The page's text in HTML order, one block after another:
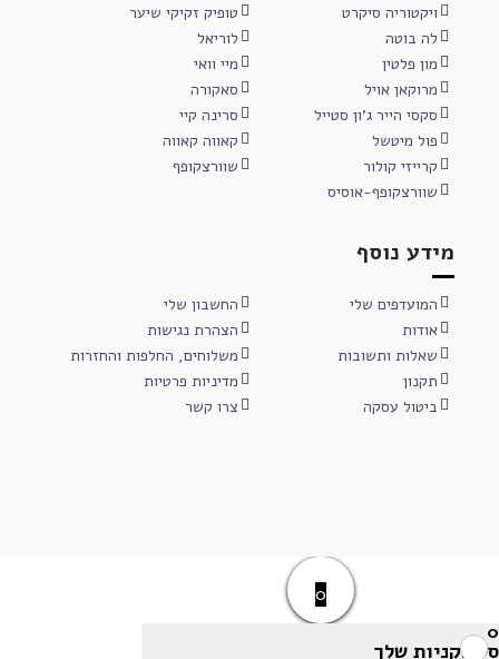
ויקטוריה סיקרט
טופיק זקיקי שיער
לה בוטה
לוריאל
מון פלטין
מיי וואי
מרוקאן אויל
סאקורה
סקסי הייר ג'ון סטייל
סרינה קיי
פול מיטשל
קאווה קאווה
קרייזי קולור
שוורצקופף
שוורצקופף-אוסיס
מידע נוסף
המועדפים שלי
החשבון שלי
אודות
הצהרת נגישות
שאלות ותשובות
משלוחים, החלפות והחזרות
תקנון
מדיניות פרטיות
ביטול עסקה
צרו קשר
0
0
סל הקניות שלך